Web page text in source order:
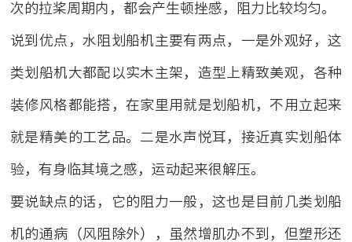
次的拉桨周期内，都会产生顿挫感，阻力比较均匀。
说到优点，水阻划船机主要有两点，一是外观好，这
类划船机大都配以实木主架，造型上精致美观，各种
装修风格都能搭，在家里用就是划船机，不用立起来
就是精美的工艺品。二是水声悦耳，接近真实划船体
验，有身临其境之感，运动起来很解压。
要说缺点的话，它的阻力一般，这也是目前几类划船
机的通病（风阻除外），虽然增肌办不到，但塑形还